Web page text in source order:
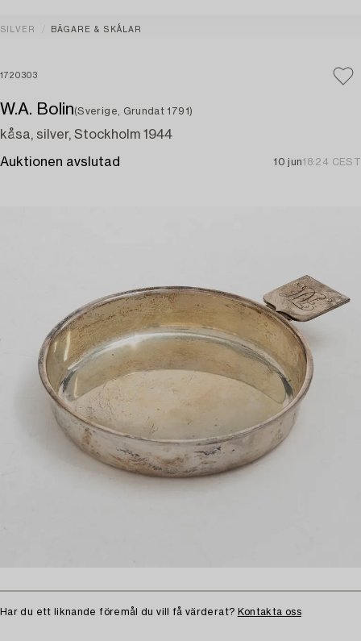
SILVER BÄGARE & SKÅLAR
1720303
W.A. Bolin(Sverige, Grundat 1791)
kåsa, silver, Stockholm 1944
Auktionen avslutad 10 jun18:24 CEST
Har du ett liknande föremål du vill få värderat? Kontakta oss